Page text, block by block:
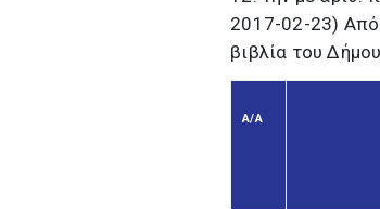
2017-02-23)
βιβλία του
Α/Α